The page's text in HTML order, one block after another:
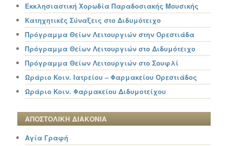
Εκκλησιαστική Χορωδία Παραδοσιακής Μουσικής
Κατηχητικές Σύναξεις στο Διδυμότειχο
Πρόγραμμα Θείων Λειτουργιών στην Ορεστιάδα
Πρόγραμμα Θείων Λειτουργιών στο Διδυμότειχο
Πρόγραμμα Θείων Λειτουργιών στο Σουφλί
Ωράριο Κοιν. Ιατρείου – Φαρμακείου Ορεστιάδος
Ωράριο Κοιν. Φαρμακείου Διδυμοτείχου
ΑΠΟΣΤΟΛΙΚΗ ΔΙΑΚΟΝΙΑ
Αγία Γραφή